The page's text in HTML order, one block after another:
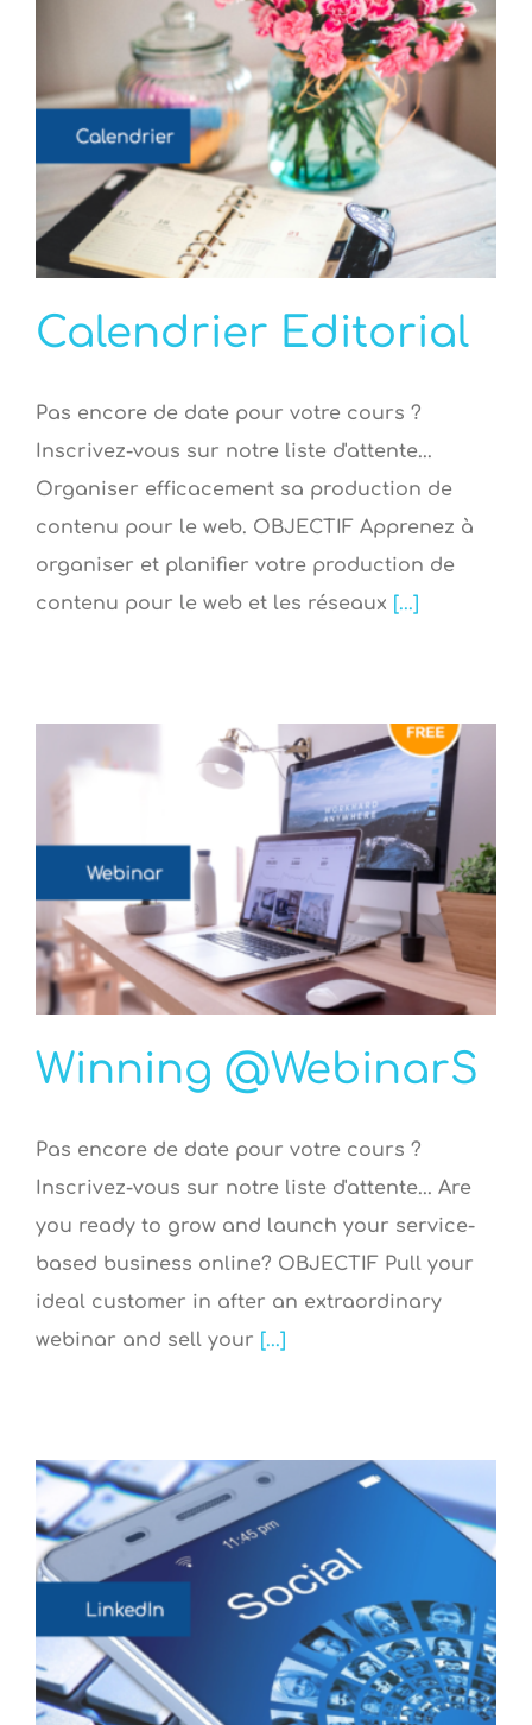
Calendrier Editorial
Pas encore de date pour votre cours ?
Inscrivez-vous sur notre liste d'attente...
Organiser efficacement sa production de
contenu pour le web. OBJECTIF Apprenez à
organiser et planifier votre production de
contenu pour le web et les réseaux [...]
Winning @WebinarS
Pas encore de date pour votre cours ?
Inscrivez-vous sur notre liste d'attente... Are
you ready to grow and launch your service-
based business online? OBJECTIF Pull your
ideal customer in after an extraordinary
webinar and sell your [...]